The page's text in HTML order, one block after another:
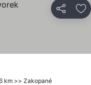
Zdieľať
km >> Zakopané